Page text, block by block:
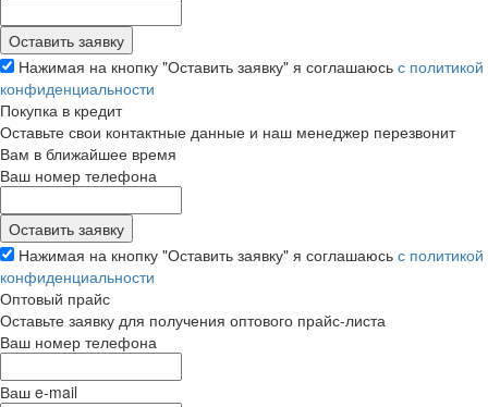
Нажимая на кнопку "Оставить заявку" я соглашаюсь с политикой
конфиденциальности
Покупка в кредит
Оставьте свои контактные данные и наш менеджер перезвонит
Вам в ближайшее время
Ваш номер телефона
Нажимая на кнопку "Оставить заявку" я соглашаюсь с политикой
конфиденциальности
Оптовый прайс
Оставьте заявку для получения оптового прайс-листа
Ваш номер телефона
Ваш e-mail